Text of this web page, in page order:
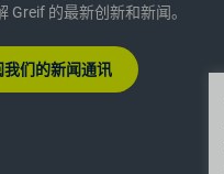
Greif 的最新创新和新闻。
我们的新闻通讯